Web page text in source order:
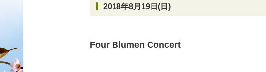
2018年8月19日(日)
Four Blumen Concert